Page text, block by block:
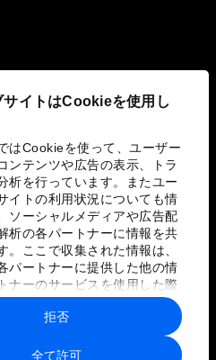
サイトはCookieを使用し
はCookieを使って、ユーザー
ンテンツや広告の表示、トラ
析を行っています。またユー
イトの利用状況についても情
ソーシャルメディアや広告配
析の各パートナーに情報を共
。ここで収集された情報は、
パートナーに提供した他の情
ナーのサービスを使用した際
情報と組み合わされ、各パー
て使用されることがありま
全て許可
拒否
み
リシーと利用規約